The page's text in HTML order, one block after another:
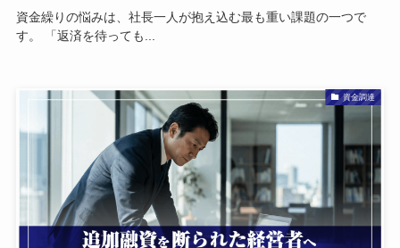
資金繰りの悩みは、社長一人が抱え込む最も重い課題の一つで
す。 「返済を待っても...
資金調達